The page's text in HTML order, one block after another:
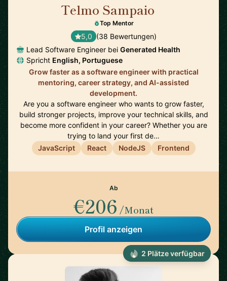
Telmo Sampaio
Top Mentor
5,0 (38 Bewertungen)
Lead Software Engineer bei Generated Health
Spricht English, Portuguese
Grow faster as a software engineer with practical
mentoring, career strategy, and AI-assisted
development.
Are you a software engineer who wants to grow faster,
build stronger projects, improve your technical skills, and
become more confident in your career? Whether you are
trying to land your first de…
JavaScript
React NodeJS Frontend
Ab
€206 /Monat
Profil anzeigen
2 Plätze verfügbar